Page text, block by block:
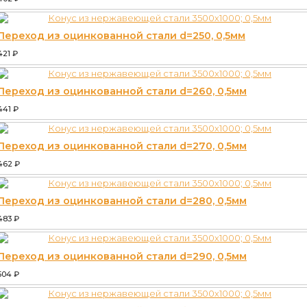
из оцинкованной стали d=250, 0,5мм
₽
из оцинкованной стали d=260, 0,5мм
₽
из оцинкованной стали d=270, 0,5мм
₽
из оцинкованной стали d=280, 0,5мм
₽
из оцинкованной стали d=290, 0,5мм
₽